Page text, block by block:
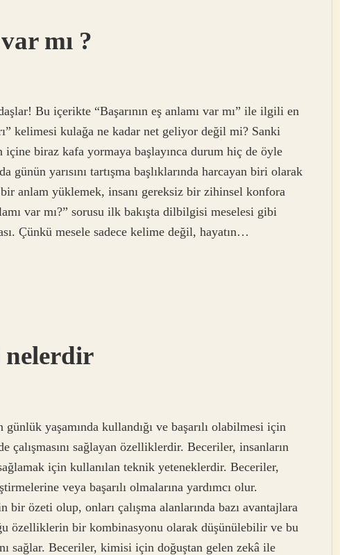
mı ?
Bu içerikte “Başarının eş anlamı var mı” ile ilgili en
kelimesi kulağa ne kadar net geliyor değil mi? Sanki
biraz kafa yormaya başlayınca durum hiç de öyle
günün yarısını tartışma başlıklarında harcayan biri olarak
anlam yüklemek, insanı gereksiz bir zihinsel konfora
var mı?” sorusu ilk bakışta dilbilgisi meselesi gibi
Çünkü mesele sadece kelime değil, hayatın…
nelerdir
yaşamında kullandığı ve başarılı olabilmesi için
sağlayan özelliklerdir. Beceriler, insanların
için kullanılan teknik yeteneklerdir. Beceriler,
veya başarılı olmalarına yardımcı olur.
özeti olup, onları çalışma alanlarında bazı avantajlara
özelliklerin bir kombinasyonu olarak düşünülebilir ve bu
sağlar. Beceriler, kimisi için doğuştan gelen zekâ ile